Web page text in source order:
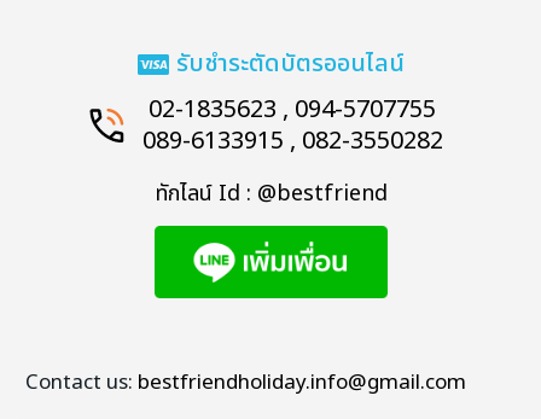
รับชำระตัดบัตรออนไลน์
02-1835623 , 094-5707755
089-6133915 , 082-3550282
ทักไลน์ Id : @bestfriend
Contact us: bestfriendholiday.info@gmail.com